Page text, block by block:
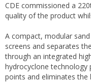
CDE commissioned a
quality of the product
A compact, modular sand
screens and separates
through an integrated
hydrocyclone
points and eliminates the